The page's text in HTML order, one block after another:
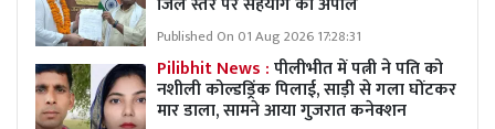
Published On 01 Aug 2026 17:28:31
Pilibhit News :पीलीभीत में पत्नी ने पति को
नशीली कोल्डड्रिंक पिलाई, साड़ी से गला घोंटकर
मार डाला, सामने आया गुजरात कनेक्शन